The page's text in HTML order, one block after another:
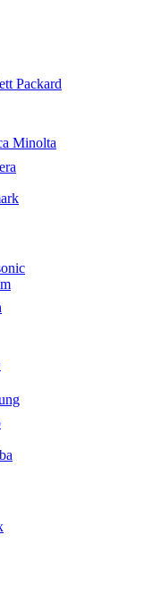
Packard
Minolta